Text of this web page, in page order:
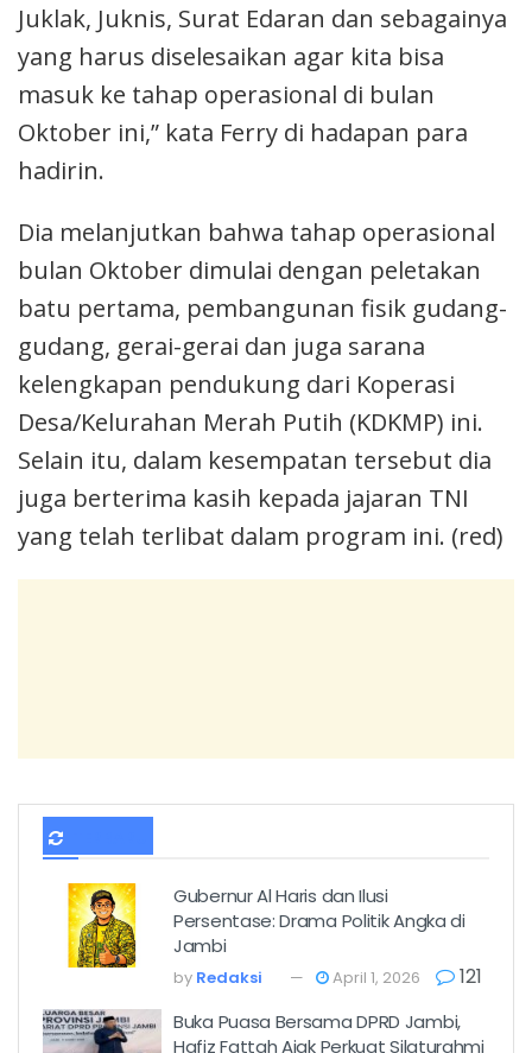
Juklak, Juknis, Surat Edaran dan sebagainya
yang harus diselesaikan agar kita bisa
masuk ke tahap operasional di bulan
Oktober ini,” kata Ferry di hadapan para
hadirin.
Dia melanjutkan bahwa tahap operasional
bulan Oktober dimulai dengan peletakan
batu pertama, pembangunan fisik gudang-
gudang, gerai-gerai dan juga sarana
kelengkapan pendukung dari Koperasi
Desa/Kelurahan Merah Putih (KDKMP) ini.
Selain itu, dalam kesempatan tersebut dia
juga berterima kasih kepada jajaran TNI
yang telah terlibat dalam program ini. (red)
Gubernur Al Haris dan Ilusi
Persentase: Drama Politik Angka di
Jambi
by Redaksi April 1, 2026 121
Buka Puasa Bersama DPRD Jambi,
Hafiz Fattah Ajak Perkuat Silaturahmi